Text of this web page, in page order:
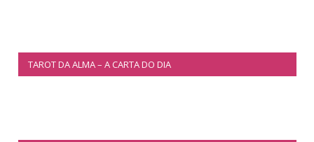
TAROT DA ALMA – A CARTA DO DIA